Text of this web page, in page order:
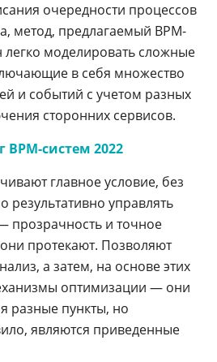
очередности процессов
метод, предлагаемый BPM-
легко моделировать сложные
в себя множество
и событий с учетом разных
сторонних сервисов.
BPM-систем 2022
главное условие, без
результативно управлять
прозрачность и точное
протекают. Позволяют
а затем, на основе этих
оптимизации — они
разные пункты, но
являются приведенные